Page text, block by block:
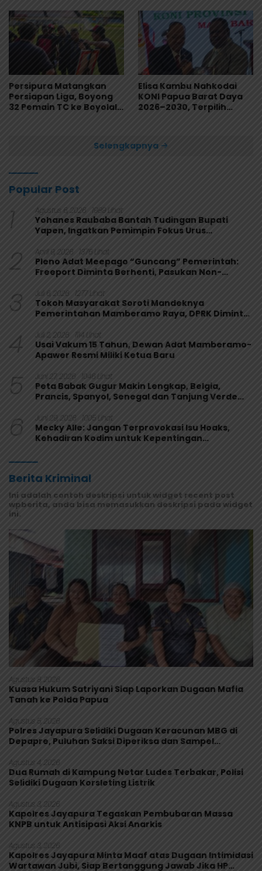
Persipura Matangkan
Persiapan Liga, Boyong
32 Pemain TC ke Boyolali
Elisa Kambu Nahkodai
KONI Papua Barat Daya
2026–2030, Terpilih
Selengkapnya
Popular Post
1 Agustus 6, 2026 1989 Lihat
Yohanes Raubaba Bantah Tudingan Bupati
Yapen, Ingatkan Pemimpin Fokus Urus
2 April 9, 2026 1376 Lihat
Pleno Adat Meepago “Guncang” Pemerintah:
Freeport Diminta Berhenti, Pasukan Non-
3 Juli 6, 2026 1277 Lihat
Tokoh Masyarakat Soroti Mandeknya
Pemerintahan Mamberamo Raya, DPRK Diminta
4 Juli 2, 2026 1114 Lihat
Usai Vakum 15 Tahun, Dewan Adat Mamberamo-
Apawer Resmi Miliki Ketua Baru
5 Juni 27, 2026 1046 Lihat
Peta Babak Gugur Makin Lengkap, Belgia,
Prancis, Spanyol, Senegal dan Tanjung Verde
6 Juni 29, 2026 1005 Lihat
Mecky Alle: Jangan Terprovokasi Isu Hoaks,
Kehadiran Kodim untuk Kepentingan
Berita Kriminal
Ini adalah contoh deskripsi untuk widget recent post
wpberita, anda bisa memasukkan deskripsi pada widget
ini.
Agustus 8, 2026
Kuasa Hukum Satriyani Siap Laporkan Dugaan Mafia
Tanah ke Polda Papua
Agustus 5, 2026
Polres Jayapura Selidiki Dugaan Keracunan MBG di
Depapre, Puluhan Saksi Diperiksa dan Sampel
Agustus 4, 2026
Dua Rumah di Kampung Netar Ludes Terbakar, Polisi
Selidiki Dugaan Korsleting Listrik
Agustus 3, 2026
Kapolres Jayapura Tegaskan Pembubaran Massa
KNPB untuk Antisipasi Aksi Anarkis
Agustus 3, 2026
Kapolres Jayapura Minta Maaf atas Dugaan Intimidasi
Wartawan Jubi, Siap Bertanggung Jawab Jika HP